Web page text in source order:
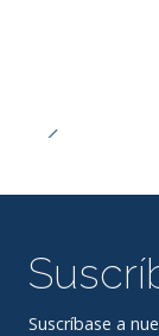
Suscríbase a